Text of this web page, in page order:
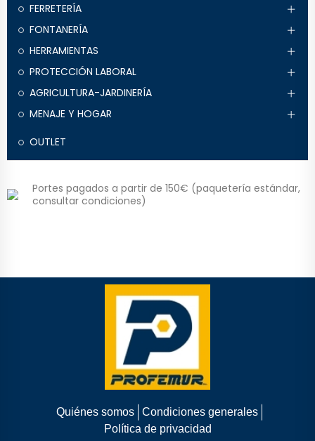
FERRETERÍA
FONTANERÍA
HERRAMIENTAS
PROTECCIÓN LABORAL
AGRICULTURA-JARDINERÍA
MENAJE Y HOGAR
OUTLET
Portes pagados a partir de 150€ (paquetería estándar,
consultar condiciones)
Quiénes somos
Condiciones generales
Política de privacidad